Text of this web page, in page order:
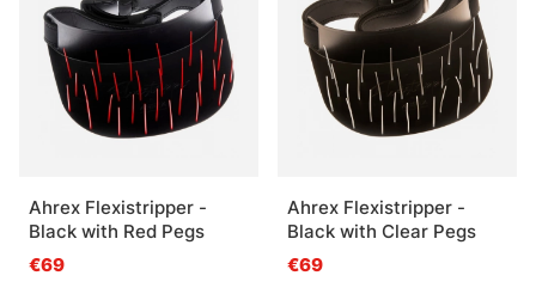
Ahrex Flexistripper -
Black with Red Pegs
€69
Ahrex Flexistripper -
Black with Clear Pegs
€69